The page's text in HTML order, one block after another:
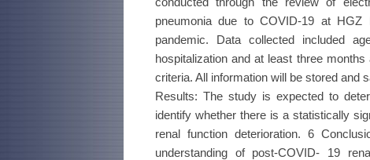
pneumonia due to COVID-19 at
pandemic. Data collected included
hospitalization and at least three
criteria. All information will be stored and
Results: The study is expected to
identify whether there is a statistically
renal function deterioration. 6
understanding of post-COVID- 19